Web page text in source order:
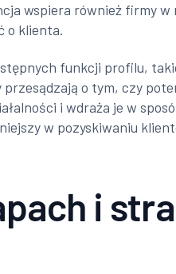
wspiera również firmy
o klienta.
funkcji profilu,
o tym, czy
i wdraża je w
w pozyskiwaniu
i